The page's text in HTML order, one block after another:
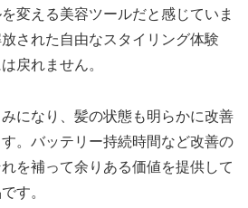
変える美容ツールだと感じていま
された自由なスタイリング体験
戻れません。
になり、髪の状態も明らかに改善
。バッテリー持続時間など改善の
を補って余りある価値を提供して
す。